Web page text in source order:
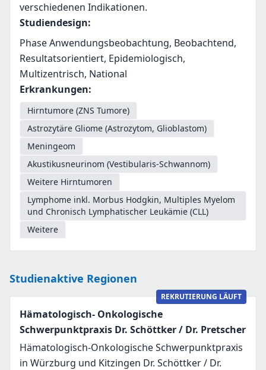
verschiedenen Indikationen.
Studiendesign:
Phase Anwendungsbeobachtung, Beobachtend,
Resultatsorientiert, Epidemiologisch,
Multizentrisch, National
Erkrankungen:
Hirntumore (ZNS Tumore)
Astrozytäre Gliome (Astrozytom, Glioblastom)
Meningeom
Akustikusneurinom (Vestibularis-Schwannom)
Weitere Hirntumoren
Lymphome inkl. Morbus Hodgkin, Multiples Myelom
und Chronisch Lymphatischer Leukämie (CLL)
Weitere
Studienaktive Regionen
REKRUTIERUNG LÄUFT
Hämatologisch- Onkologische
Schwerpunktpraxis Dr. Schöttker / Dr. Pretscher
Hämatologisch-Onkologische Schwerpunktpraxis
in Würzburg und Kitzingen Dr. Schöttker / Dr.